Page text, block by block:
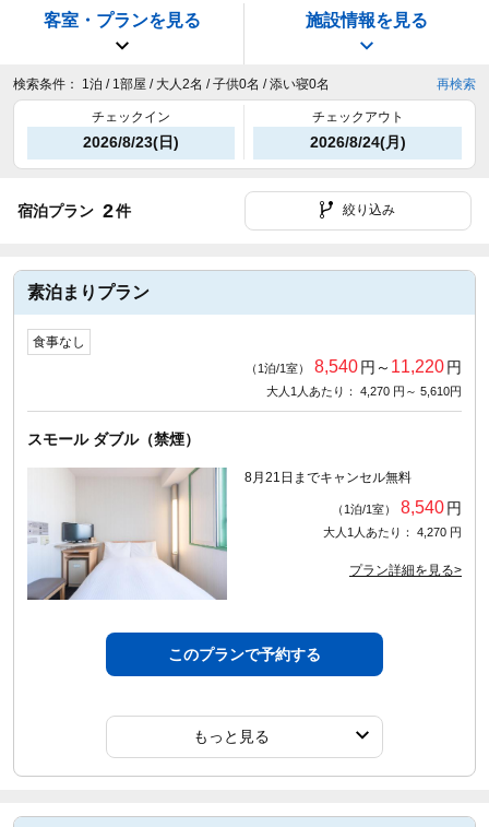
客室・プランを見る 施設情報を見る
検索条件： 1泊 / 1部屋 / 大人2名 / 子供0名 / 添い寝0名 再検索
チェックイン
2026/8/23(日)
チェックアウト
2026/8/24(月)
宿泊プラン 2件 絞り込み
素泊まりプラン
食事なし
（1泊/1室） 8,540円～ 11,220円
大人1人あたり： 4,270 円～ 5,610円
スモール ダブル（禁煙）
8月21日までキャンセル無料
（1泊/1室） 8,540円
大人1人あたり： 4,270 円
プラン詳細を見る>
このプランで予約する
もっと見る